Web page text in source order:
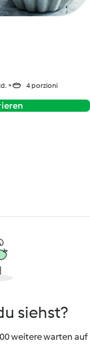
4 porzioni
siehst?
weitere warten auf